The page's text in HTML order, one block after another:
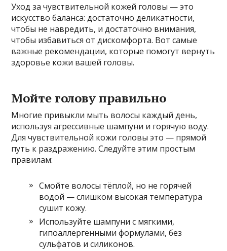
Уход за чувствительной кожей головы — это
искусство баланса: достаточно деликатности,
чтобы не навредить, и достаточно внимания,
чтобы избавиться от дискомфорта. Вот самые
важные рекомендации, которые помогут вернуть
здоровье кожи вашей головы.
Мойте голову правильно
Многие привыкли мыть волосы каждый день,
используя агрессивные шампуни и горячую воду.
Для чувствительной кожи головы это — прямой
путь к раздражению. Следуйте этим простым
правилам:
Смойте волосы тёплой, но не горячей
водой — слишком высокая температура
сушит кожу.
Используйте шампуни с мягкими,
гипоаллергенными формулами, без
сульфатов и силиконов.